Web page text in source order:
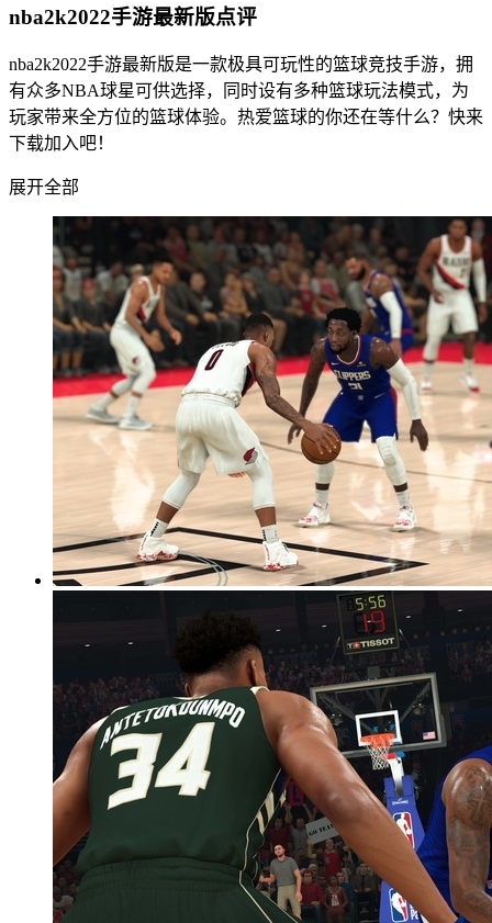
nba2k2022手游最新版点评
nba2k2022手游最新版是一款极具可玩性的篮球竞技手游，拥
有众多NBA球星可供选择，同时设有多种篮球玩法模式，为
玩家带来全方位的篮球体验。热爱篮球的你还在等什么？快来
下载加入吧！
展开全部